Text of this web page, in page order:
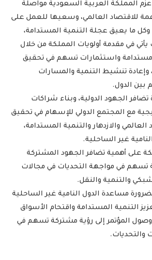
عزم المملكة العربية السعودية مواصلة
للاقتصاد العالمي، وسعيها للعمل على
ما يعيق عجلة التنمية المستدامة،
في مقدمة أولويات المملكة من خلال
واستثمارات تسهم في تحقيق
أهداف رؤية 2030، وإعادة تنشيط التنمية والمسارات
بين الدول.
الجهود الدولية، وبناء شراكات
مع المجتمع الدولي للإسهام في تحقيق
والازدهار والتنمية المستدامة،
غير الساحلية.
على أهمية تضافر الجهود المشتركة
تسهم في مواجهة التحديات في مجالات
والتنمية والنقل.
مساعدة الدول النامية غير الساحلية
التنمية المستدامة واقتحام الأسواق
وصول المؤتمر إلى رؤية مشتركة تسهم في
والتحديات.